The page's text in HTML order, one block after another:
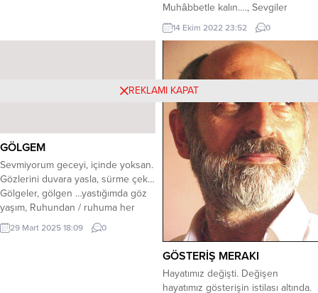
Muhâbbetle kalın…., Sevgiler
rehberiniz, Mutluluklar;
Yaşamlarınıza…, Armağanlar
olsun…; Bu evrende sizlere… Her
nefeste…! Çekin şimdi…., O nefesi,
Derin derin, büyük…., Kocaman bir
umutla…, Sindirin huzuru…, Tâ en
içinize…! Emin olun bakın, Bugün
herşey…., İllãki; Güzel olacak…! T C
Mehmet Aydalga
14 Ekim 2022 23:52 0
GÖLGEM
Sevmiyorum geceyi, içinde yoksan.
Gözlerini duvara yasla, sürme çek…
Gölgeler, gölgen …yastığımda göz
yaşım, Ruhundan / ruhuma her
gece akıyor. Geceleri / demet
demet taşınıyor… Katar yüklü gönül
29 Mart 2025 18:09 0
GÖSTERİŞ MERAKI
Hayatımız değişti. Değişen
hayatımız gösterişin istilası altında.
REKLAMI KAPAT